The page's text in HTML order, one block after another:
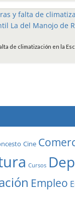
de climatización en la
Cine
Cursos
Empleo